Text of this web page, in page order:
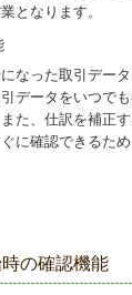
となります。
なった取引デー
データをいつで
た、仕訳を補正す
に確認できるた
の確認機能